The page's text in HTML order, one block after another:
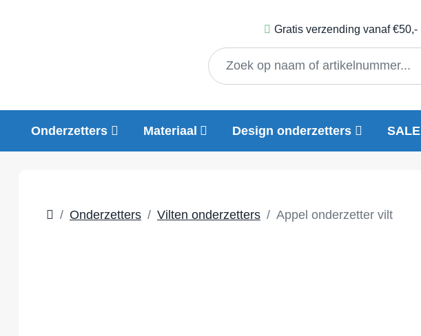
Gratis verzending vanaf €50,-
Onderzetters Materiaal Design onderzetters SALE
Onderzetters Vilten onderzetters Appel onderzetter vilt